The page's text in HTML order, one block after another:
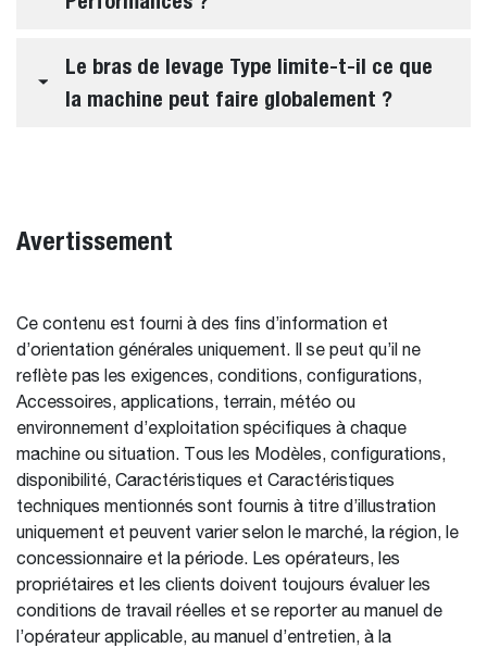
Le bras de levage Type limite-t-il ce que
la machine peut faire globalement ?
Avertissement
Ce contenu est fourni à des fins d’information et
d’orientation générales uniquement. Il se peut qu’il ne
reflète pas les exigences, conditions, configurations,
Accessoires, applications, terrain, météo ou
environnement d’exploitation spécifiques à chaque
machine ou situation. Tous les Modèles, configurations,
disponibilité, Caractéristiques et Caractéristiques
techniques mentionnés sont fournis à titre d’illustration
uniquement et peuvent varier selon le marché, la région, le
concessionnaire et la période. Les opérateurs, les
propriétaires et les clients doivent toujours évaluer les
conditions de travail réelles et se reporter au manuel de
l’opérateur applicable, au manuel d’entretien, à la